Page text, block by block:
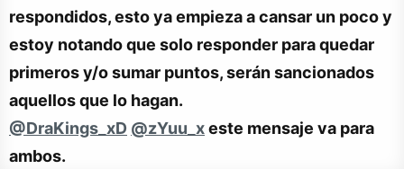
respondidos, esto ya empieza a cansar un poco y
estoy notando que solo responder para quedar
primeros y/o sumar puntos, serán sancionados
aquellos que lo hagan.
@DraKings_xD @zYuu_xeste mensaje va para
ambos.